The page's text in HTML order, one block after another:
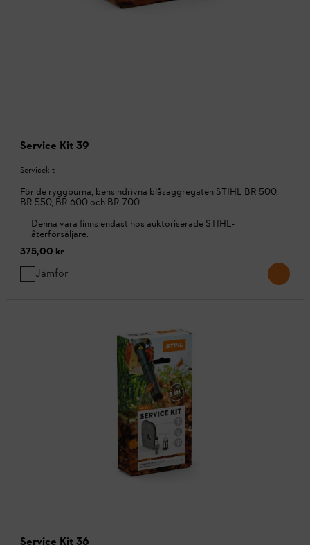
Service Kit 39
Servicekit
För de ryggburna, bensindrivna blåsaggregaten STIHL BR 500,
BR 550, BR 600 och BR 700
Denna vara finns endast hos auktoriserade STIHL-
återförsäljare.
375,00 kr
Jämför
Service Kit 36